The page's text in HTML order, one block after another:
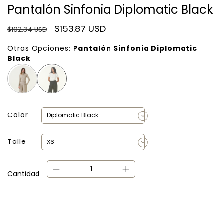
Pantalón Sinfonia Diplomatic Black
$192.34 USD $153.87 USD
Otras Opciones: Pantalón Sinfonia Diplomatic
Black
Color
Talle
Cantidad